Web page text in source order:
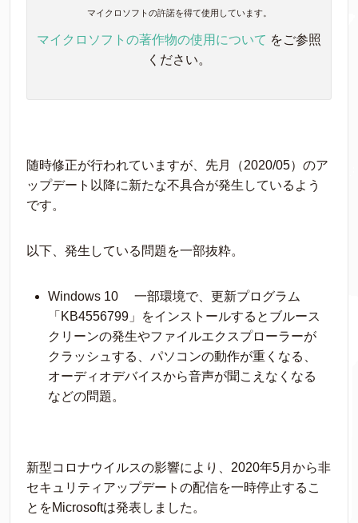
マイクロソフトの許諾を得て使用しています。
マイクロソフトの著作物の使用について をご参照
ください。
随時修正が行われていますが、先月（2020/05）のア
ップデート以降に新たな不具合が発生しているよう
です。
以下、発生している問題を一部抜粋。
Windows 10 一部環境で、更新プログラム
「KB4556799」をインストールするとブルース
クリーンの発生やファイルエクスプローラーが
クラッシュする、パソコンの動作が重くなる、
オーディオデバイスから音声が聞こえなくなる
などの問題。
新型コロナウイルスの影響により、2020年5月から非
セキュリティアップデートの配信を一時停止するこ
とをMicrosoftは発表しました。